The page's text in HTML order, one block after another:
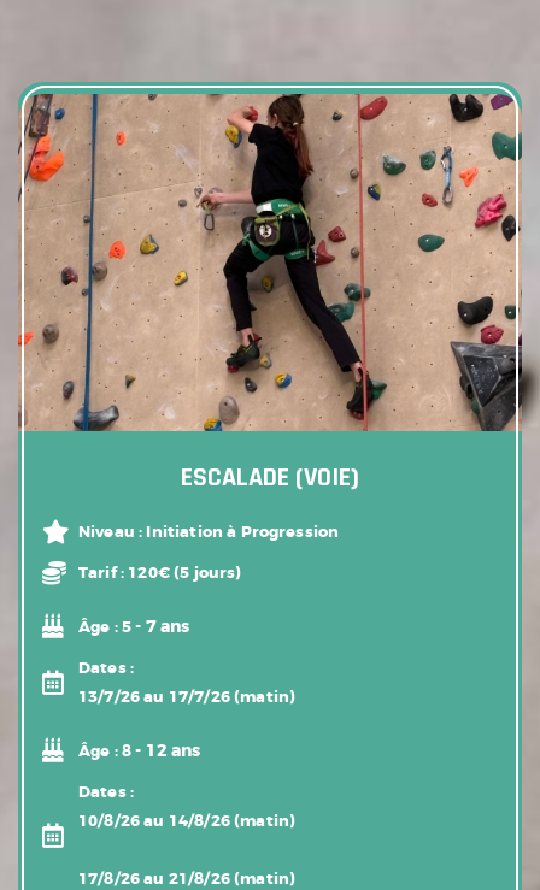
ESCALADE (VOIE)
Niveau : Initiation à Progression
Tarif : 120€ (5 jours)
Âge :5- 7 ans
Dates :
13/7/26 au 17/7/26 (matin)
Âge :8- 12 ans
Dates :
10/8/26 au 14/8/26 (matin)
17/8/26 au 21/8/26 (matin)